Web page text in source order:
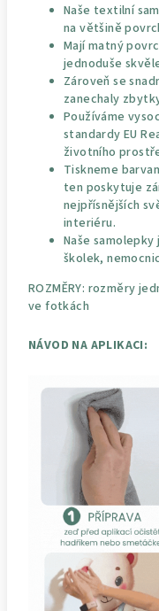
Naše textilní
na většině
Mají matný
jednoduše
Zároveň se
zanechaly
Používáme
standardy EU
životního
Tiskneme
ten poskytuje
nejpřísnějších
interiéru.
Naše
školek, nemocnic
ROZMĚRY: rozměry
ve fotkách
NÁVOD NA APLIKACI: